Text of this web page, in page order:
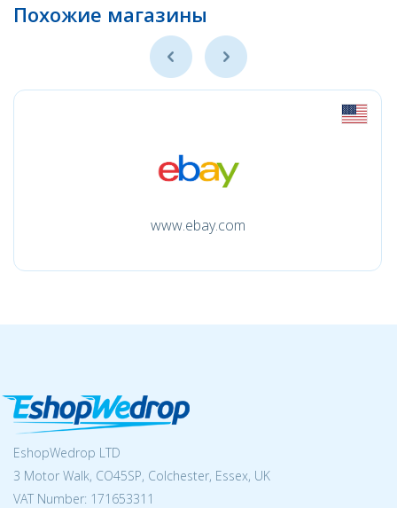
Похожие магазины
www.ebay.com
EshopWedrop LTD
3 Motor Walk, CO45SP, Colchester, Essex, UK
VAT Number: 171653311